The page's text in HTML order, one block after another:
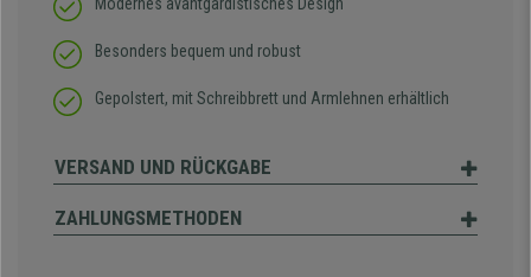
Modernes avantgardistisches Design
Besonders bequem und robust
Gepolstert, mit Schreibbrett und Armlehnen erhältlich
VERSAND UND RÜCKGABE
ZAHLUNGSMETHODEN